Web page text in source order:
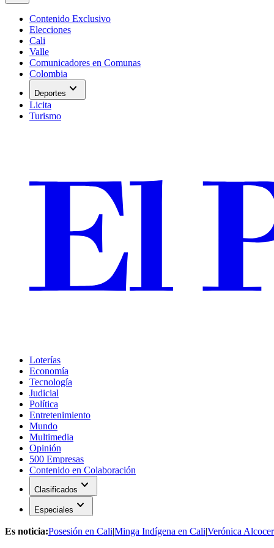
Contenido Exclusivo
Elecciones
Cali
Valle
Comunicadores en Comunas
Colombia
Deportes expand_more
Licita
Turismo
Loterías
Economía
Tecnología
Judicial
Política
Entretenimiento
Mundo
Multimedia
Opinión
500 Empresas
Contenido en Colaboración
Clasificados expand_more
Especiales expand_more
Es noticia:Posesión en Cali|Minga Indígena en Cali|Verónica Alcocer